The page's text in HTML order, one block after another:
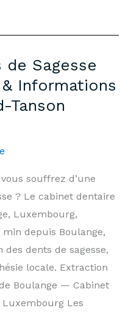
Sagesse
Informations
Tanson
souffrez d’une
? Le cabinet dentaire
Luxembourg,
depuis Boulange,
des dents de sagesse,
locale. Extraction
Boulange — Cabinet
Les